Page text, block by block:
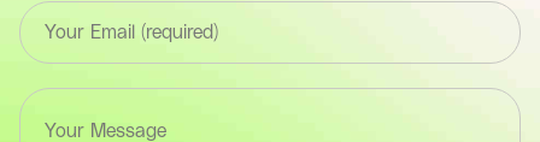
*
F
e
l
E
m
a
lT